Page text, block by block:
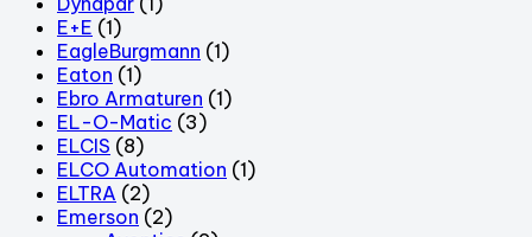
E+E (1)
EagleBurgmann (1)
Eaton (1)
Ebro Armaturen (1)
EL-O-Matic (3)
ELCIS (8)
ELCO Automation (1)
ELTRA (2)
Emerson (2)